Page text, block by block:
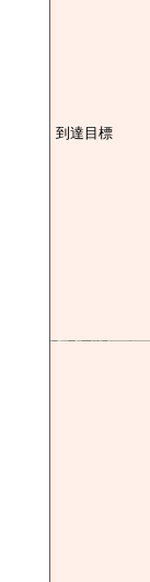
到達目標